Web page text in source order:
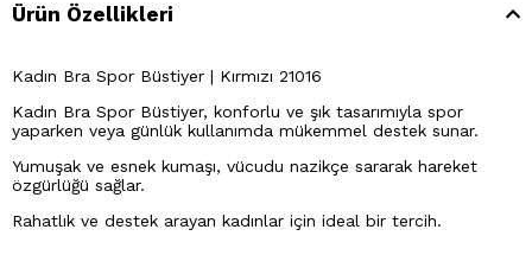
Ürün Özellikleri
Kadın Bra Spor Büstiyer | Kırmızı 21016
Kadın Bra Spor Büstiyer, konforlu ve şık tasarımıyla spor
yaparken veya günlük kullanımda mükemmel destek sunar.
Yumuşak ve esnek kumaşı, vücudu nazikçe sararak hareket
özgürlüğü sağlar.
Rahatlık ve destek arayan kadınlar için ideal bir tercih.